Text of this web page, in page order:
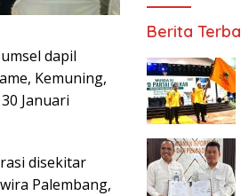
dapil
Kemuning,
Januari
disekitar
Palembang,
Berita